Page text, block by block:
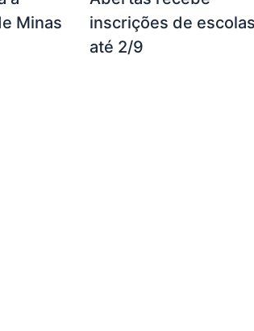
Minas
inscrições de escolas
até 2/9